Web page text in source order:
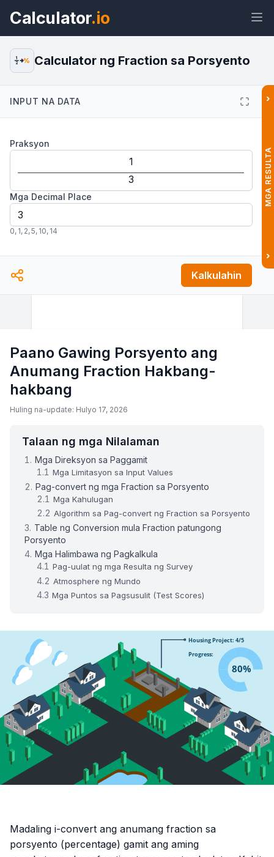
Calculator.io
Porsyento Widget
1
2
% Calculator ng Fraction sa Porsyento
INPUT NA DATA
Praksyon
Mga Decimal Place
0, 1, 2,5, 10, 14
Kalkulahin
›
MGA RESULTA
›
Paano Gawing Porsyento ang
Anumang Fraction Hakbang-
hakbang
Huling na-update: Hulyo 17, 2026
Talaan ng mga Nilalaman
Mga Direksyon sa Paggamit
Mga Limitasyon sa Input Values
Pag-convert ng mga Fraction sa Porsyento
Mga Kahulugan
Algorithm sa Pag-convert ng Fraction sa Porsyento
Table ng Conversion mula Fraction patungong
Porsyento
Mga Halimbawa ng Pagkalkula
Pag-uulat ng mga Resulta ng Survey
Atmosphere ng Mundo
Mga Puntos sa Pagsusulit (Test Scores)
Madaling i-convert ang anumang fraction sa
porsyento (percentage) gamit ang aming